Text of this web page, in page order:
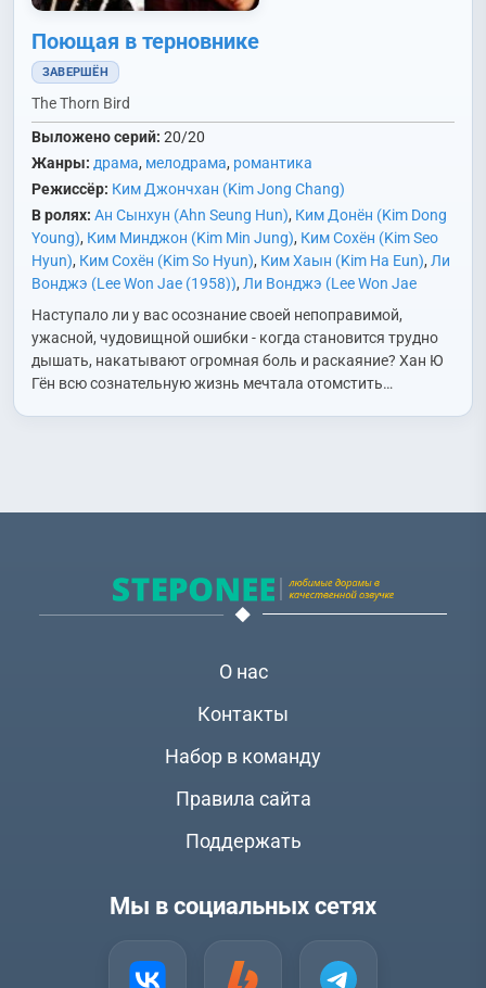
Поющая в терновнике
ЗАВЕРШЁН
The Thorn Bird
Выложено серий: 20/20
Жанры: драма, мелодрама, романтика
Режиссёр: Ким Джончхан (Kim Jong Chang)
В ролях: Ан Сынхун (Ahn Seung Hun), Ким Донён (Kim Dong
Young), Ким Минджон (Kim Min Jung), Ким Сохён (Kim Seo
Hyun), Ким Сохён (Kim So Hyun), Ким Хаын (Kim Ha Eun), Ли
Вонджэ (Lee Won Jae (1958)), Ли Вонджэ (Lee Won Jae
(1978))
Ли Тхэри (Lee Tae Ri)
Хёнгён (Oh Hyun Kyung)
Пак Джииль (Park Ji Il)
(Seo Do Young)
Сон Оксук (Song Ok Sook)
Хан Хеджин (Han
Hye Jin)
Чан Минхо (Jang Min Ho)
Чон Ганхи (Jung Kang
Чон Гёнсун (Jung Kyung Soon)
Sub),Чон Игап (Jung Ui Kap),Чон Ынбёль (Jung Eun Byul),
Наступало ли у вас осознание своей непоправимой,
ужасной, чудовищной ошибки - когда становится трудно
дышать, накатывают огромная боль и раскаяние? Хан Ю
Гён всю сознательную жизнь мечтала отомстить…
О нас
Контакты
Набор в команду
Правила сайта
Поддержать
Мы в социальных сетях